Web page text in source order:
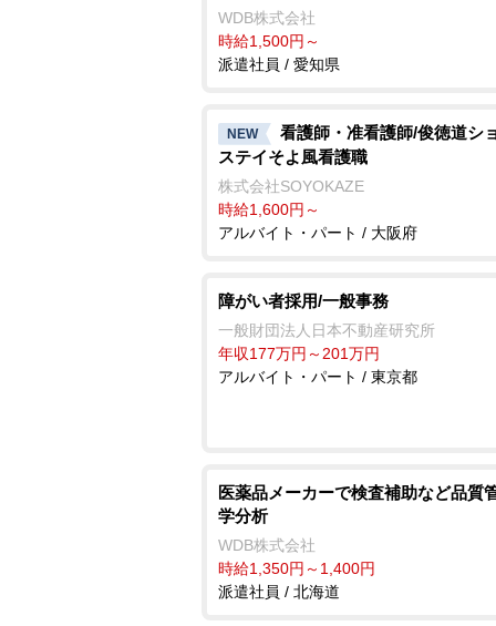
WDB株式会社
時給1,500円～
派遣社員 / 愛知県
NEW
看護師・准看護師/俊徳道シ
ステイそよ風看護職
株式会社SOYOKAZE
時給1,600円～
アルバイト・パート / 大阪府
障がい者採用/一般事務
一般財団法人日本不動産研究所
年収177万円～201万円
アルバイト・パート / 東京都
医薬品メーカーで検査補助など品質
学分析
WDB株式会社
時給1,350円～1,400円
派遣社員 / 北海道